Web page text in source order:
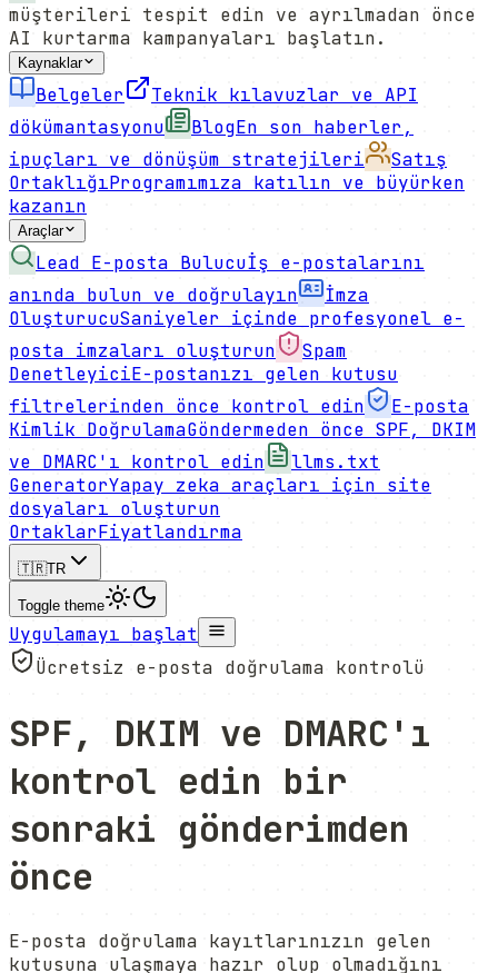
müşterileri tespit edin ve ayrılmadan önce
AI kurtarma kampanyaları başlatın.
Kaynaklar
Belgeler
Teknik kılavuzlar ve API
dökümantasyonu
BlogEn son haberler,
ipuçları ve dönüşüm stratejileri
Satış
OrtaklığıProgramımıza katılın ve büyürken
kazanın
Araçlar
Lead E-posta Bulucuİş e-postalarını
anında bulun ve doğrulayın
İmza
OluşturucuSaniyeler içinde profesyonel e-
posta imzaları oluşturun
Spam
DenetleyiciE-postanızı gelen kutusu
filtrelerinden önce kontrol edin
E-posta
Kimlik DoğrulamaGöndermeden önce SPF, DKIM
ve DMARC'ı kontrol edin
llms.txt
GeneratorYapay zeka araçları için site
dosyaları oluşturun
OrtaklarFiyatlandırma
🇹🇷TR
Toggle theme
Uygulamayı başlat
Ücretsiz e-posta doğrulama kontrolü
SPF, DKIM ve DMARC'ı
kontrol edin bir
sonraki gönderimden
önce
E-posta doğrulama kayıtlarınızın gelen
kutusuna ulaşmaya hazır olup olmadığını